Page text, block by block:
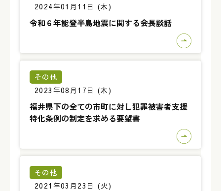
2024年01月11日 (木)
令和６年能登半島地震に関する会長談話
その他
2023年08月17日 (木)
福井県下の全ての市町に対し犯罪被害者支援
特化条例の制定を求める要望書
その他
2021年03月23日 (火)